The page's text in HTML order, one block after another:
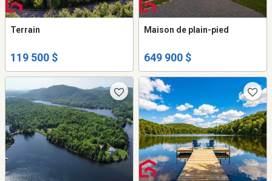
Terrain
119 500 $
Maison de plain-pied
649 900 $